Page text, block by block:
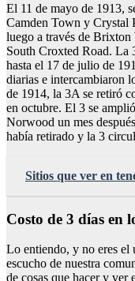
El 11 de mayo de 1913,
Camden Town y Crystal
luego a través de
South Croxted Road. La
hasta el 17 de julio de
diarias e intercambiaron
de 1914, la 3A se retiró
en octubre. El 3 se
Norwood un mes
había retirado y la 3
Sitios que ver en
Costo de 3 días en
Lo entiendo, y no eres
escucho de nuestra
de cosas que hacer y ver